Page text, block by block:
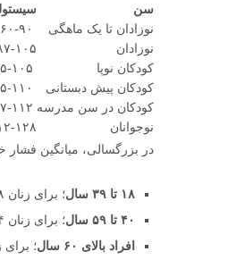
سن
نوزادان تا یک ماهگی
نوزادان
۸۷-۱۰۵ میلی‌متر
کودکان نوپا
کودکان پیش دبستانی
کودکان در سن مدرسه
نوجوانان
۱۱۲-۱۲۸
در بزرگسالی، میانگین
۱۸ تا ۳۹ سال
؛ برای زنان ۱۱۰/۶۸ میلی‌متر جیوه – برای مردان ۱۱۹/۷۰ میلی‌متر جیوه
۴۰ تا ۵۹ سال
؛ برای زنان ۱۲۲/۷۴ میلی‌متر جیوه- برای مردان ۱۲۴/۷۷ میلی‌متر جیوه
افراد بالای ۶۰ سال
؛ برای زنان ۱۳۹/۶۸ میلی‌متر جیوه- برای